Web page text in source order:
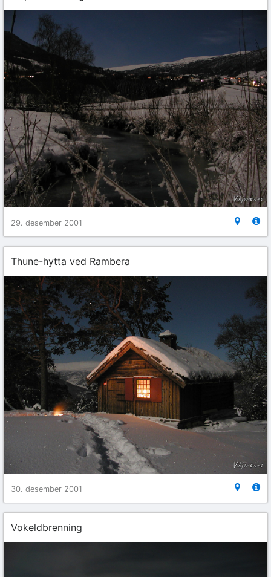
29. desember 2001
Thune-hytta ved Rambera
30. desember 2001
Vokeldbrenning